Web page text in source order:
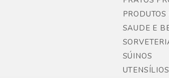
SAUDE E
SÚINOS